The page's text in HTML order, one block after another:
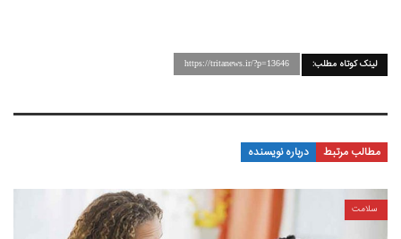
لینک کوتاه مطلب: https://tritanews.ir/?p=13646
مطالب مرتبط درباره نویسنده
سلامت